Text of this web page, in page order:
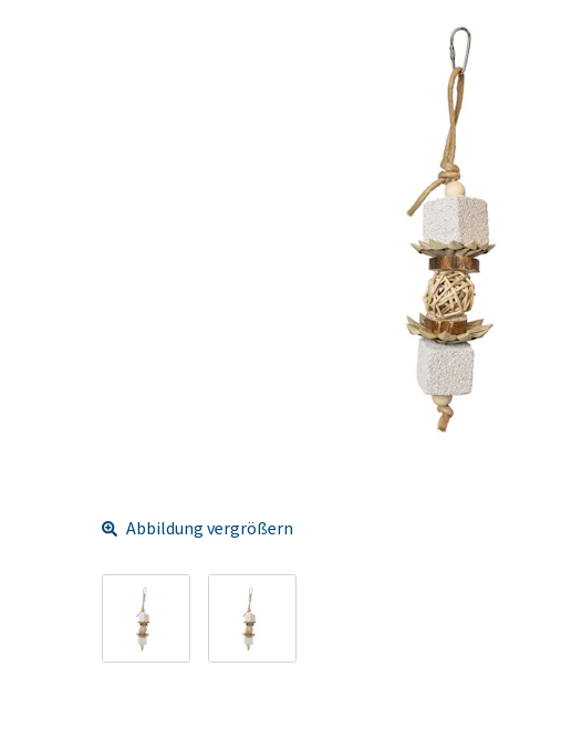
Alles ansehen
Abbildung vergrößern